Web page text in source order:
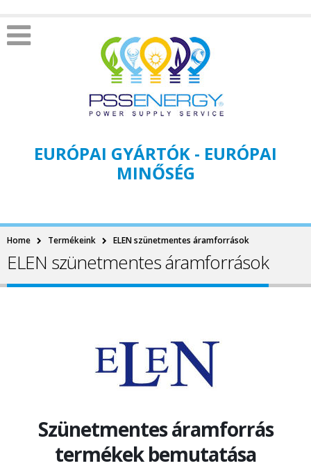
EURÓPAI GYÁRTÓK - EURÓPAI
MINŐSÉG
Home Termékeink ELEN szünetmentes áramforrások
ELEN szünetmentes áramforrások
Szünetmentes áramforrás
termékek bemutatása